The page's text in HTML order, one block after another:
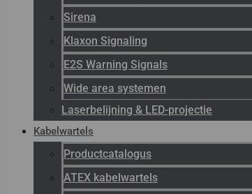
Sirena
Klaxon Signaling
E2S Warning Signals
Wide area systemen
Laserbelijning & LED-projectie
Kabelwartels
Productcatalogus
ATEX kabelwartels